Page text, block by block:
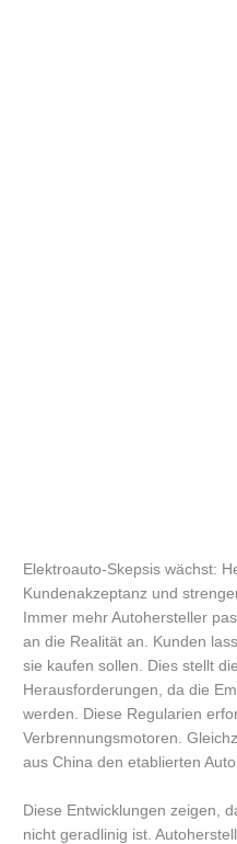
Elektroauto-Skepsis wächst:
Kundenakzeptanz und
Immer mehr Autohersteller
an die Realität an. Kunden
sie kaufen sollen. Dies stellt
Herausforderungen, da die
werden. Diese Regularien
Verbrennungsmotoren.
aus China den etablierten
Diese Entwicklungen zeigen,
nicht geradlinig ist.